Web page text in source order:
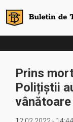
Prins
Polițiștii